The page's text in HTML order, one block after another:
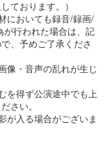
ております。）
においても録音/録画/
行われた場合は、記
、予めご了承くださ
像・音声の乱れが生じ
を得ず公演途中でも上
さい。
が入る場合がございま